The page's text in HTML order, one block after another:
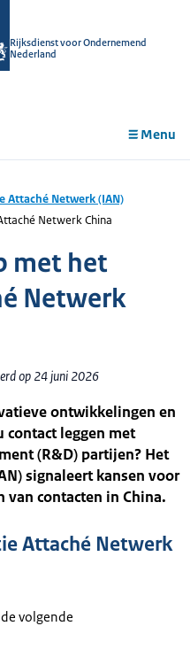
Rijksdienst voor Ondernemend
Nederland
Menu
Attaché Netwerk (IAN)
Netwerk China
met het
Netwerk
op 24 juni 2026
ontwikkelingen en
contact leggen met
(R&D) partijen? Het
signaleert kansen voor
contacten in China.
Attaché Netwerk
volgende